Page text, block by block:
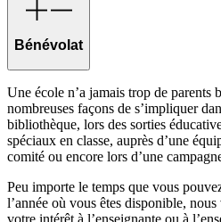
Bénévolat
Une école n’a jamais trop de parents
nombreuses façons de s’impliquer
bibliothèque, lors des sorties
spéciaux en classe, auprès d’une
comité ou encore lors d’une
Peu importe le temps que vous
l’année où vous êtes disponible,
votre intérêt à l’enseignante ou à